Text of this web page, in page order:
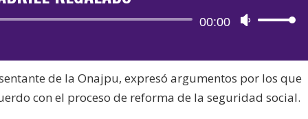
Reproductor
audio
00:00
Utiliza
teclas
de
flecha
de la Onajpu, expresó argumentos por los que
con el proceso de reforma de la seguridad social.